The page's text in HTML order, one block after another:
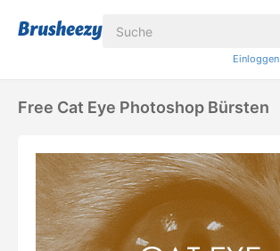
Einloggen
Free Cat Eye Photoshop Bürsten